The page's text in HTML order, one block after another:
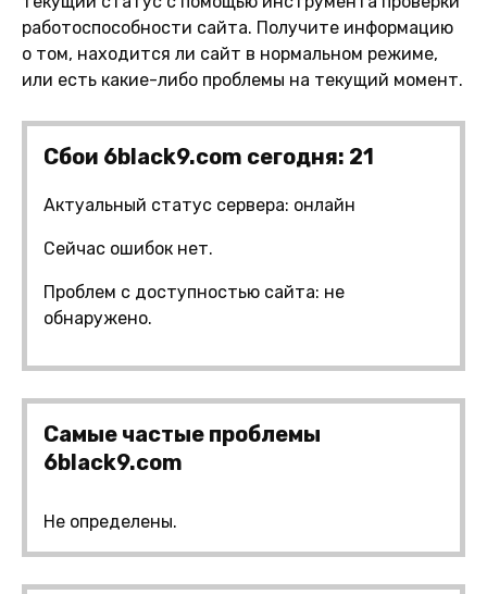
работоспособности сайта. Получите информацию
о том, находится ли сайт в нормальном режиме,
или есть какие-либо проблемы на текущий момент.
Сбои 6black9.com сегодня: 21
Актуальный статус сервера: онлайн
Сейчас ошибок нет.
Проблем с доступностью сайта: не
обнаружено.
Самые частые проблемы
6black9.com
Не определены.